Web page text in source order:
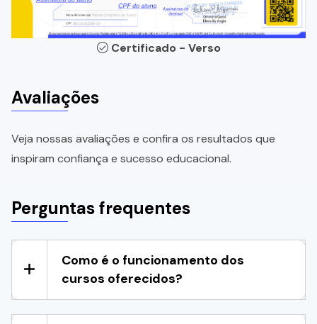
Certificado - Verso
Avaliações
Veja nossas avaliações e confira os resultados que
inspiram confiança e sucesso educacional.
Perguntas frequentes
Como é o funcionamento dos
cursos oferecidos?